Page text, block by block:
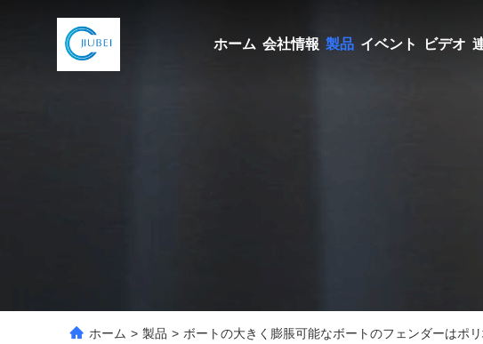
ホーム 会社情報 製品 イベント ビデオ
ホーム > 製品 > ボートの大きく膨脹可能なボートのフェンダーはポ